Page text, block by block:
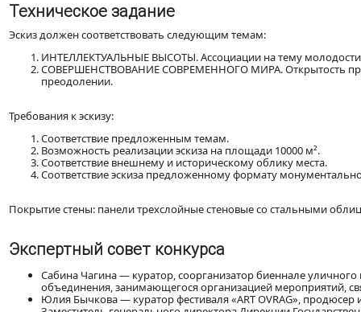
Техническое задание
Эскиз должен соответствовать следующим темам:
ИНТЕЛЛЕКТУАЛЬНЫЕ ВЫСОТЫ. Ассоциации на тему
СОВЕРШЕНСТВОВАНИЕ СОВРЕМЕННОГО МИРА. Открытость
преодолении.
Требования к эскизу:
Соответствие предложенным темам.
Возможность реализации эскиза на площади 10000 м².
Соответствие внешнему и историческому облику места.
Соответствие эскиза предложенному формату
Покрытие стены: панели трехслойные стеновые со стальными
Экспертный совет конкурса
Сабина Чагина — куратор, соорганизатор биеннале
объединения, занимающегося организацией мероприятий,
Юлия Бычкова — куратор фестиваля «ART OVRAG»,